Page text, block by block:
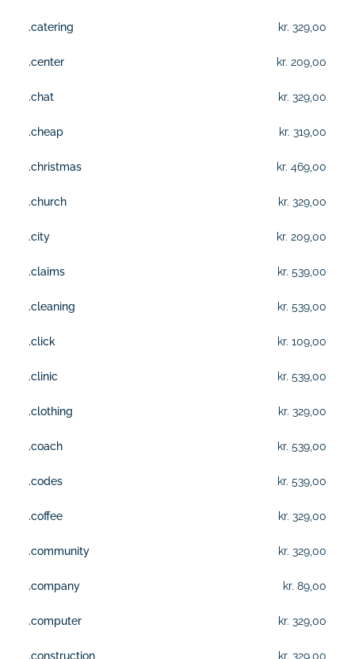
kr. 329,00
.catering
kr. 209,00
.center
kr. 329,00
.chat
kr. 319,00
.cheap
kr. 469,00
.christmas
kr. 329,00
.church
kr. 209,00
.city
kr. 539,00
.claims
kr. 539,00
.cleaning
kr. 109,00
.click
kr. 539,00
.clinic
kr. 329,00
.clothing
kr. 539,00
.coach
kr. 539,00
.codes
kr. 329,00
.coffee
kr. 329,00
.community
kr. 89,00
.company
kr. 329,00
.computer
kr. 329,00
.construction